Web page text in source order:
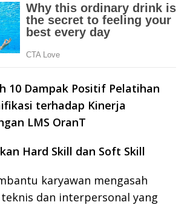
10 Dampak Positif Pelatihan
terhadap Kinerja
LMS OranT
Hard Skill dan Soft Skill
karyawan mengasah
dan interpersonal yang